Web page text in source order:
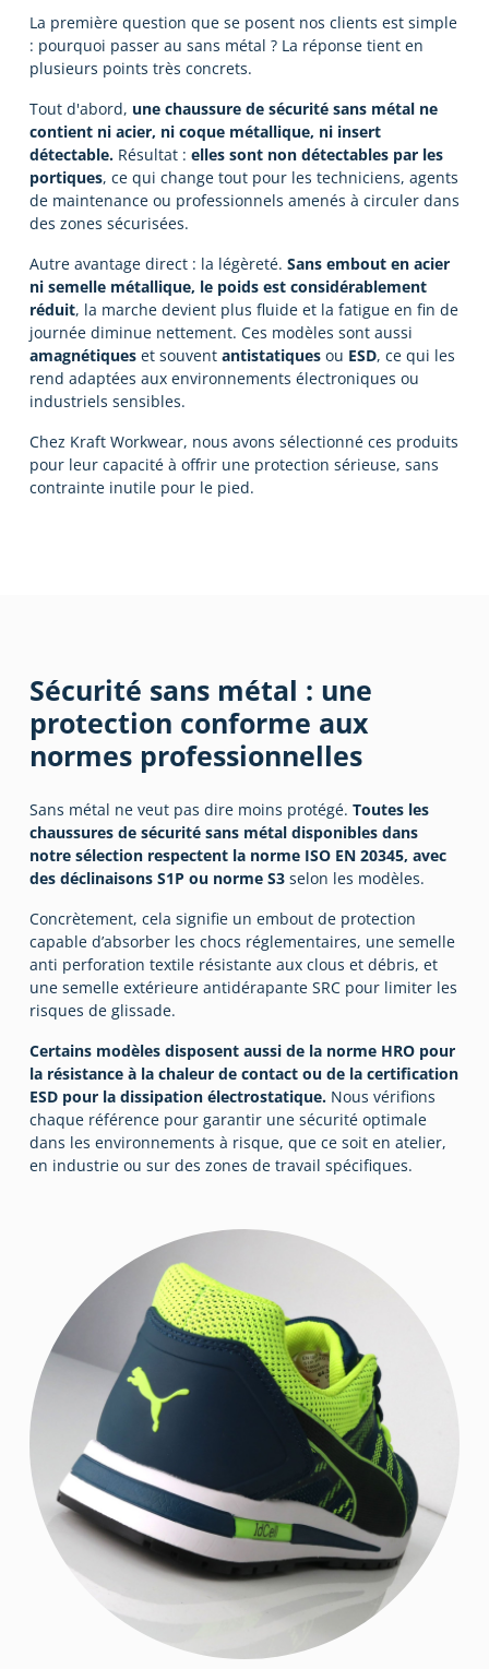
La première question que se posent nos clients est simple
: pourquoi passer au sans métal ? La réponse tient en
plusieurs points très concrets.
Tout d'abord, une chaussure de sécurité sans métal ne
contient ni acier, ni coque métallique, ni insert
détectable.Résultat : elles sont non détectables par les
portiques, ce qui change tout pour les techniciens, agents
de maintenance ou professionnels amenés à circuler dans
des zones sécurisées.
Autre avantage direct : la légèreté. Sans embout en acier
ni semelle métallique, le poids est considérablement
réduit, la marche devient plus fluide et la fatigue en fin de
journée diminue nettement. Ces modèles sont aussi
amagnétiqueset souvent antistatiquesou ESD, ce qui les
rend adaptées aux environnements électroniques ou
industriels sensibles.
Chez Kraft Workwear, nous avons sélectionné ces produits
pour leur capacité à offrir une protection sérieuse, sans
contrainte inutile pour le pied.
Sécurité sans métal : une
protection conforme aux
normes professionnelles
Sans métal ne veut pas dire moins protégé. Toutes les
chaussures de sécurité sans métal disponibles dans
notre sélection respectent la norme ISO EN 20345, avec
des déclinaisons S1P ou norme S3selon les modèles.
Concrètement, cela signifie un embout de protection
capable d’absorber les chocs réglementaires, une semelle
anti perforation textile résistante aux clous et débris, et
une semelle extérieure antidérapante SRC pour limiter les
risques de glissade.
Certains modèles disposent aussi de la norme HRO pour
la résistance à la chaleur de contact ou de la certification
ESD pour la dissipation électrostatique.Nous vérifions
chaque référence pour garantir une sécurité optimale
dans les environnements à risque, que ce soit en atelier,
en industrie ou sur des zones de travail spécifiques.